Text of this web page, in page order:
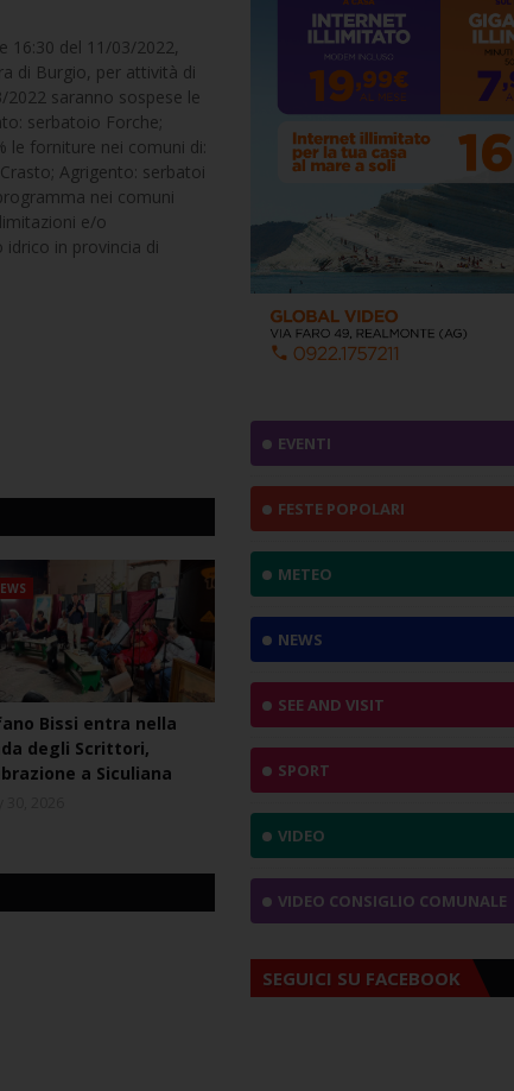
16:30 del 11/03/2022,
di Burgio, per attività di
saranno sospese le
serbatoio Forche;
le forniture nei comuni di:
Agrigento: serbatoi
nei comuni
e/o
in provincia di
Bissi entra nella
degli Scrittori,
a Siculiana
EVENTI
FESTE POPOLARI
METEO
NEWS
SEE AND VISIT
SPORT
VIDEO
VIDEO CONSIGLIO COMUNALE
SEGUICI SU FACEBOOK